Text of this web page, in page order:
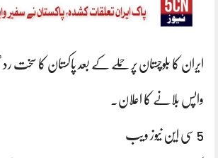
ایران کا بلوچستان پر حملے کے بعد پاکستان کا سخت
واپس بلانے کا اعلان.
5 سی این نیوز ویب